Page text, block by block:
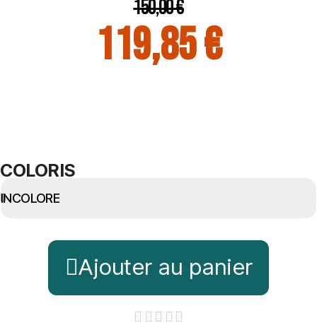
150,00 €
119,85 €
COLORIS
Ajouter au panier
    